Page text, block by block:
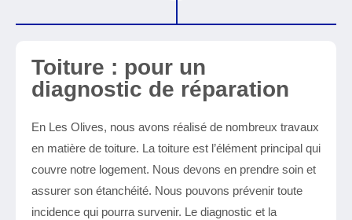
Toiture : pour un
diagnostic de réparation
En Les Olives, nous avons réalisé de nombreux travaux
en matière de toiture. La toiture est l’élément principal qui
couvre notre logement. Nous devons en prendre soin et
assurer son étanchéité. Nous pouvons prévenir toute
incidence qui pourra survenir. Le diagnostic et la